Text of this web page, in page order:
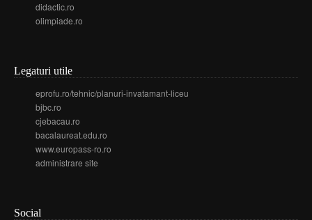
didactic.ro
olimpiade.ro
Legaturi utile
eprofu.ro/tehnic/planuri-invatamant-liceu
bjbc.ro
cjebacau.ro
bacalaureat.edu.ro
www.europass-ro.ro
administrare site
Social